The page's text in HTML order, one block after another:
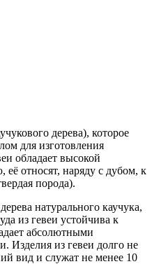
дерева), которое
для изготовления
обладает высокой
её относят, наряду с дубом, к
порода).
натурального каучука,
из гевеи устойчива к
абсолютными
Изделия из гевеи долго не
вид и служат не менее 10